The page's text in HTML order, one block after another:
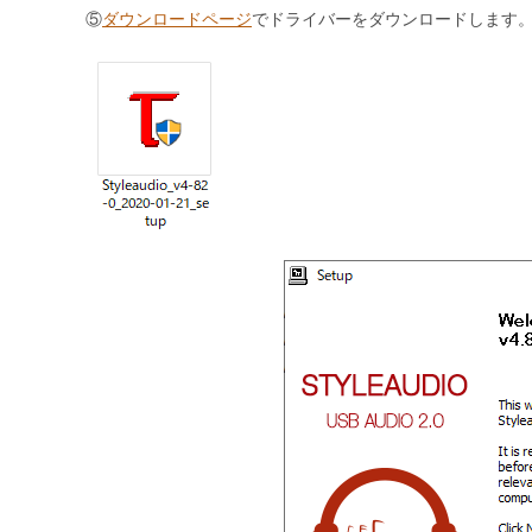
⑤ダウンロードページでドライバーをダウンロードします